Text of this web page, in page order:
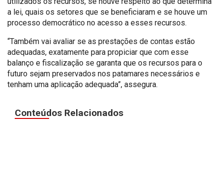
a lei, quais os setores que se beneficiaram e se houve um
processo democrático no acesso a esses recursos.
“Também vai avaliar se as prestações de contas estão
adequadas, exatamente para propiciar que com esse
balanço e fiscalização se garanta que os recursos para o
futuro sejam preservados nos patamares necessários e
tenham uma aplicação adequada”, assegura.
Conteúdos Relacionados